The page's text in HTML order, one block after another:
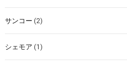
サンコー (2)
シェモア (1)